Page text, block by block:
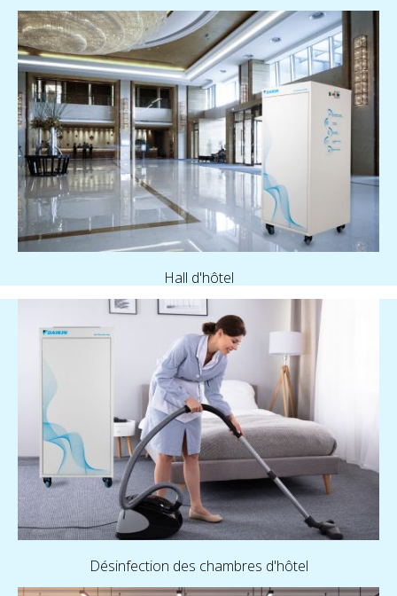
Hall d'hôtel
Désinfection des chambres d'hôtel